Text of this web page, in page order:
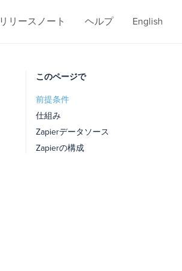
リリースノート ヘルプ English
このページで
前提条件
仕組み
Zapierデータソース
Zapierの構成